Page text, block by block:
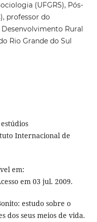
(UFGRS), Pós-
professor do
Rural
Rio Grande do Sul
Internacional de
em:
em 03 jul. 2009.
estudo sobre o
dos seus meios de vida.